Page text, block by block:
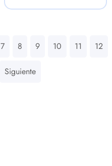
7 8 9 10 11 12
Siguiente